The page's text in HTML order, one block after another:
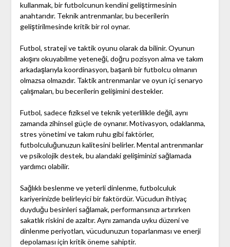
kullanmak, bir futbolcunun kendini geliştirmesinin
anahtarıdır. Teknik antrenmanlar, bu becerilerin
geliştirilmesinde kritik bir rol oynar.
Futbol, strateji ve taktik oyunu olarak da bilinir. Oyunun
akışını okuyabilme yeteneği, doğru pozisyon alma ve takım
arkadaşlarıyla koordinasyon, başarılı bir futbolcu olmanın
olmazsa olmazıdır. Taktik antrenmanlar ve oyun içi senaryo
çalışmaları, bu becerilerin gelişimini destekler.
Futbol, sadece fiziksel ve teknik yeterlilikle değil, aynı
zamanda zihinsel güçle de oynanır. Motivasyon, odaklanma,
stres yönetimi ve takım ruhu gibi faktörler,
futbolculuğunuzun kalitesini belirler. Mental antrenmanlar
ve psikolojik destek, bu alandaki gelişiminizi sağlamada
yardımcı olabilir.
Sağlıklı beslenme ve yeterli dinlenme, futbolculuk
kariyerinizde belirleyici bir faktördür. Vücudun ihtiyaç
duyduğu besinleri sağlamak, performansınızı artırırken
sakatlık riskini de azaltır. Aynı zamanda uyku düzeni ve
dinlenme periyotları, vücudunuzun toparlanması ve enerji
depolaması için kritik öneme sahiptir.